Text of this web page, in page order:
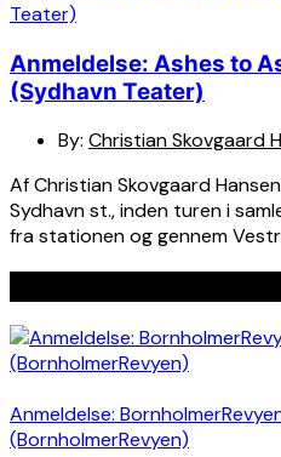
Anmeldelse: Ashes to
(Sydhavn Teater)
By: Christian Skovgaard
Af Christian Skovgaard
Sydhavn st., inden turen i
fra stationen og gennem
Anmeldelse:
(BornholmerRevyen)